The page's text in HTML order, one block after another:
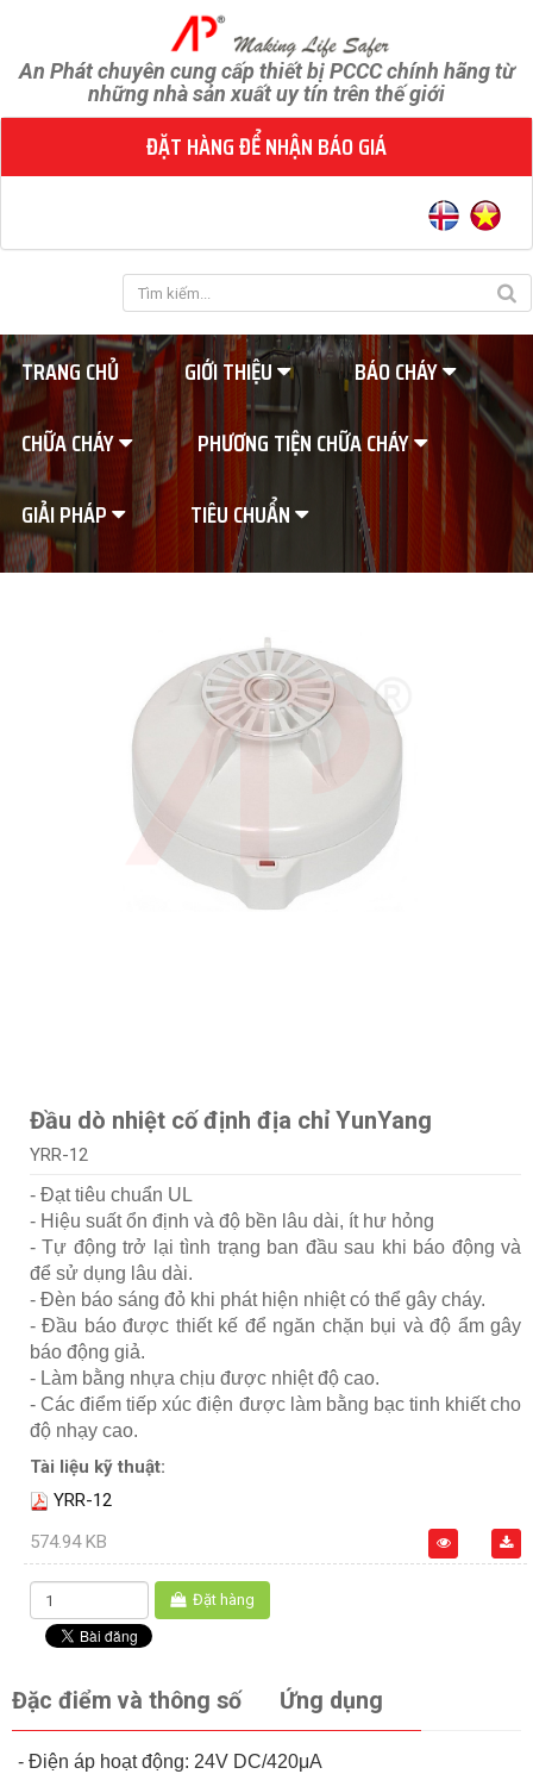
An Phát chuyên cung cấp thiết bị PCCC chính hãng từ
những nhà sản xuất uy tín trên thế giới
ĐẶT HÀNG ĐỂ NHẬN BÁO GIÁ
TRANG CHỦ GIỚI THIỆU
BÁO CHÁY
CHỮA CHÁY
PHƯƠNG TIỆN CHỮA CHÁY
GIẢI PHÁP
TIÊU CHUẨN
Đầu dò nhiệt cố định địa chỉ YunYang
YRR-12
- Đạt tiêu chuẩn UL
- Hiệu suất ổn định và độ bền lâu dài, ít hư hỏng
- Tự động trở lại tình trạng ban đầu sau khi báo động và
để sử dụng lâu dài.
- Đèn báo sáng đỏ khi phát hiện nhiệt có thể gây cháy.
- Đầu báo được thiết kế để ngăn chặn bụi và độ ẩm gây
báo động giả.
- Làm bằng nhựa chịu được nhiệt độ cao.
- Các điểm tiếp xúc điện được làm bằng bạc tinh khiết cho
độ nhạy cao.
Tài liệu kỹ thuật:
YRR-12
574.94 KB
Đặt hàng
Đặc điểm và thông số Ứng dụng
- Điện áp hoạt động: 24V DC/420μA